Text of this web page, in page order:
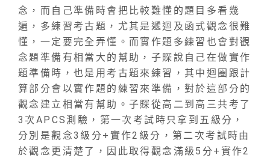
念，而自己準備時會把比較難懂的題目多看幾
遍，多練習考古題，尤其是遞迴及函式觀念很難
懂，一定要完全弄懂。而實作題多練習也會對觀
念題準備有相當大的幫助，子賝說自己在做實作
題準備時，也是用考古題來練習，其中迴圈跟計
算部分會以實作題的練習來準備，對於這部分的
觀念建立相當有幫助。子賝從高二到高三共考了
3次APCS測驗，第一次考試時只拿到五級分，
分別是觀念3級分+實作2級分，第二次考試時由
於觀念更清楚了，因此取得觀念滿級5分+實作2